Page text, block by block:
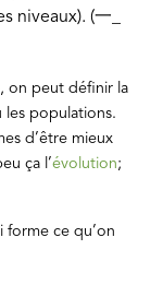
niveaux). (一_
, on peut définir la
les populations.
d’être mieux
ça l’évolution;
forme ce qu’on